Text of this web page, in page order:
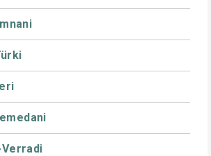
Verradi